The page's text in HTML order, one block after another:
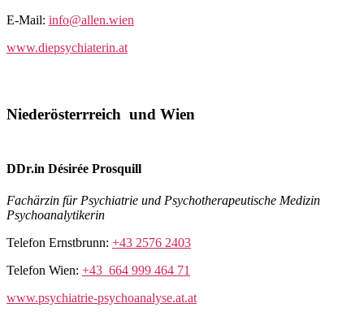
E-Mail: info@allen.wien
www.diepsychiaterin.at
Niederösterrreich und Wien
DDr.in Désirée Prosquill
Fachärzin für Psychiatrie und Psychotherapeutische Medizin
Psychoanalytikerin
Telefon Ernstbrunn: +43 2576 2403
Telefon Wien: +43 664 999 464 71
www.psychiatrie-psychoanalyse.at.at